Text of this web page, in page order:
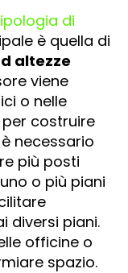
di
è quella di
altezze
viene
o nelle
per costruire
necessario
più posti
o più piani
diversi piani.
officine o
spazio.